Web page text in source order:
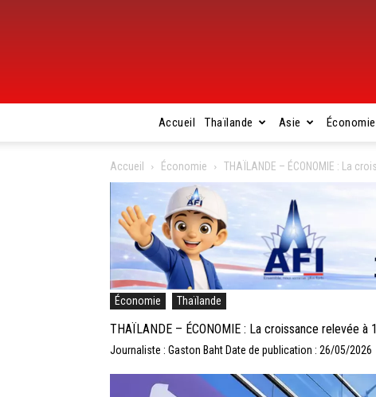
Accueil Thaïlande Asie Économie
Accueil Économie THAÏLANDE – ÉCONOMIE : La
Économie Thaïlande
THAÏLANDE – ÉCONOMIE : La croissance relevée
Journaliste : Gaston Baht Date de publication : 26/05/2026